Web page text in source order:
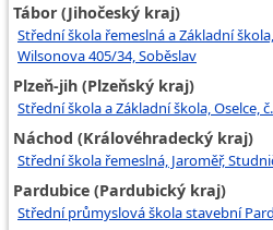
Tábor (Jihočeský kraj)
Střední škola řemeslná a Základní
Wilsonova 405/34, Soběslav
Plzeň-jih (Plzeňský kraj)
Střední škola a Základní škola, Oselce,
Náchod (Královéhradecký kraj)
Střední škola řemeslná, Jaroměř,
Pardubice (Pardubický kraj)
Střední průmyslová škola stavební